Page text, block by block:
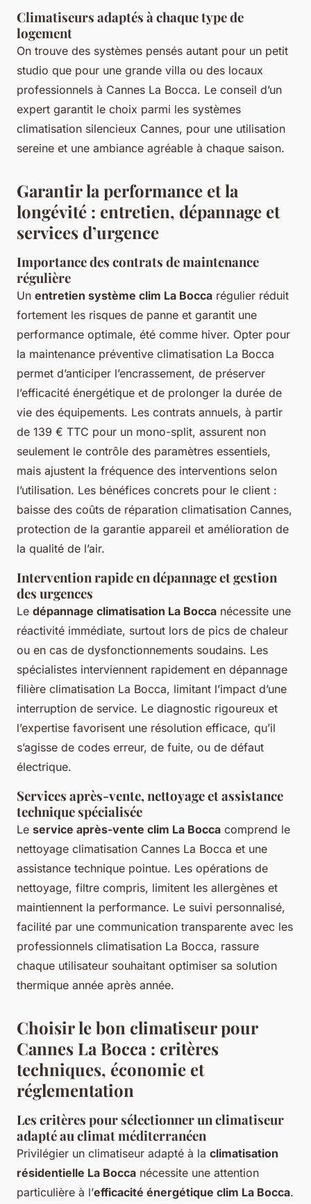
Climatiseurs adaptés à chaque type de
logement
On trouve des systèmes pensés autant pour un petit
studio que pour une grande villa ou des locaux
professionnels à Cannes La Bocca. Le conseil d’un
expert garantit le choix parmi les systèmes
climatisation silencieux Cannes, pour une utilisation
sereine et une ambiance agréable à chaque saison.
Garantir la performance et la
longévité : entretien, dépannage et
services d’urgence
Importance des contrats de maintenance
régulière
Un entretien système clim La Bocca régulier réduit
fortement les risques de panne et garantit une
performance optimale, été comme hiver. Opter pour
la maintenance préventive climatisation La Bocca
permet d’anticiper l’encrassement, de préserver
l’efficacité énergétique et de prolonger la durée de
vie des équipements. Les contrats annuels, à partir
de 139 € TTC pour un mono-split, assurent non
seulement le contrôle des paramètres essentiels,
mais ajustent la fréquence des interventions selon
l’utilisation. Les bénéfices concrets pour le client :
baisse des coûts de réparation climatisation Cannes,
protection de la garantie appareil et amélioration de
la qualité de l’air.
Intervention rapide en dépannage et gestion
des urgences
Le dépannage climatisation La Bocca nécessite une
réactivité immédiate, surtout lors de pics de chaleur
ou en cas de dysfonctionnements soudains. Les
spécialistes interviennent rapidement en dépannage
filière climatisation La Bocca, limitant l’impact d’une
interruption de service. Le diagnostic rigoureux et
l’expertise favorisent une résolution efficace, qu’il
s’agisse de codes erreur, de fuite, ou de défaut
électrique.
Services après-vente, nettoyage et assistance
technique spécialisée
Le service après-vente clim La Bocca comprend le
nettoyage climatisation Cannes La Bocca et une
assistance technique pointue. Les opérations de
nettoyage, filtre compris, limitent les allergènes et
maintiennent la performance. Le suivi personnalisé,
facilité par une communication transparente avec les
professionnels climatisation La Bocca, rassure
chaque utilisateur souhaitant optimiser sa solution
thermique année après année.
Choisir le bon climatiseur pour
Cannes La Bocca : critères
techniques, économie et
réglementation
Les critères pour sélectionner un climatiseur
adapté au climat méditerranéen
Privilégier un climatiseur adapté à la climatisation
résidentielle La Bocca nécessite une attention
particulière à l’efficacité énergétique clim La Bocca.